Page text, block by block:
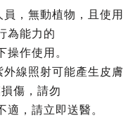
，無動植物，且使用
為能力的
操作使用。
線照射可能產生皮膚
傷，請勿
，請立即送醫。